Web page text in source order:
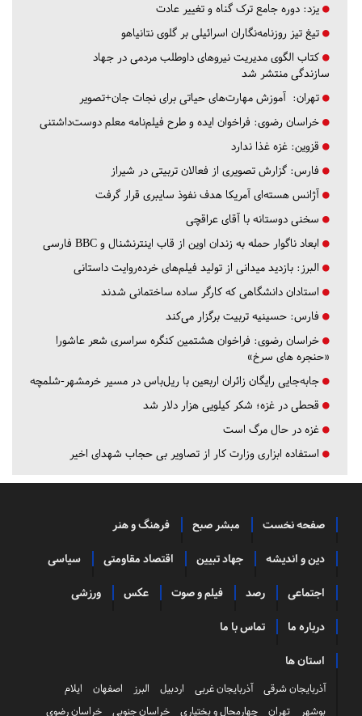
یزد: دوره جامع ترک گناه و تغییر عادت
تیغ تیز روزنامه‌نگاران اسرائیلی بر گلوی نتانیاهو
کتاب الگوی مدیریت نیروهای داوطلب مردمی در جهاد
سازندگی منتشر شد
تهران: آموزش مهارت‌های حیاتی برای نجات جان+تصویر
خراسان رضوی: فراخوان ایده و طرح فیلم‌نامه معلم دوست‌داشتنی
قزوین: غزه غذا ندارد
فارس: گزارش تصویری از فعالان تربیتی در شیراز
آژانس هسته‌ای آمریکا هدف نفوذ سایبری قرار گرفت
سخنی دوستانه با آقای عراقچی
ابعاد ناگوار حمله به زندان اوین از قاب اینترنشنال و BBC فارسی
البرز: بازدید میدانی از تولید فیلم‌های خرده‌روایت داستانی
استادان دانشگاهی که کارگر ساده ساختمانی شدند
فارس: حسینیه تربیت برگزار می‌کند
خراسان رضوی: فراخوان هشتمین کنگره سراسری شعر عاشورا
«حنجره های سرخ»
جابه‌جایی رایگان زائران اربعین با ریل‌باس در مسیر خرمشهر-شلمچه
قحطی در غزه؛ شکر کیلویی هزار دلار شد
غزه در حال مرگ است
استفاده ابزاری وزارت کار از تصاویر بی حجاب شهدای اخیر
صفحه نخست مبشر صبح فرهنگ و هنر
دین و اندیشه جهاد تبیین اقتصاد مقاومتی سیاسی
اجتماعی رصد فیلم و صوت عکس ورزشی
درباره ما تماس با ما
استان ها
آذربایجان شرقی آذربایجان غربی اردبیل البرز اصفهان
ایلام
بوشهر
تهران چهارمحال و بختیاری خراسان جنوبی خراسان رضوی